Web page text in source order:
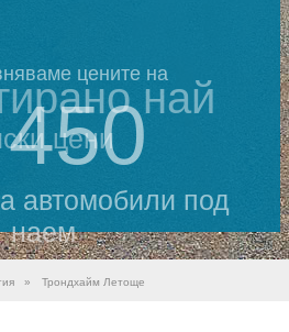
цените на
автомобили под
наем
най
цени
» Трондхайм Летоще